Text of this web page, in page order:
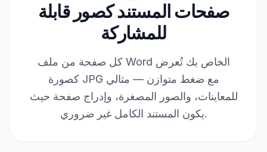
صفحات المستند كصور قابلة
للمشاركة
كل صفحة من ملف Word الخاص بك تُعرض
كصورة JPG مع ضغط متوازن — مثالي
للمعاينات، والصور المصغرة، وإدراج صفحة حيث
يكون المستند الكامل غير ضروري.